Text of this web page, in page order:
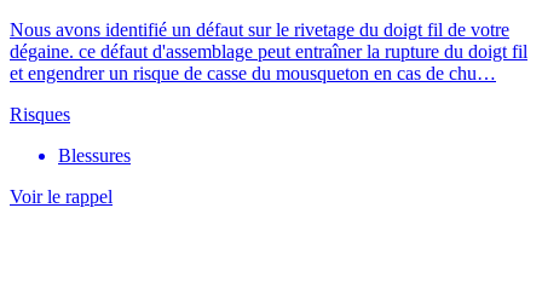
Nous avons identifié un défaut sur le rivetage du doigt fil de votre
dégaine. ce défaut d'assemblage peut entraîner la rupture du doigt fil
et engendrer un risque de casse du mousqueton en cas de chu…
Risques
Blessures
Voir le rappel